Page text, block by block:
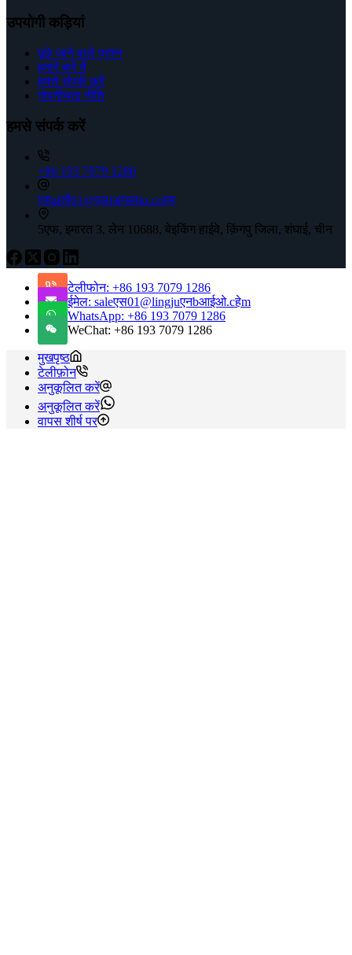
उपयोगी कड़ियां
पूछे जाने वाले प्रश्न
हमारे बारे में
हमसे संपर्क करें
गोपनीयता नीति
हमसे संपर्क करें
+86 193 7079 1286
एसalतों01@एलiअगलाio.coएम
5एफ, इमारत 3, लेन 10688, बेइकिंग हाईवे, क़िंगपु जिला, शंघाई, चीन
टेलीफोन: +86 193 7079 1286
ईमेल: saleएस01@lingjuएनbआईओ.cहेm
WhatsApp: +86 193 7079 1286
WeChat: +86 193 7079 1286
मुखपृष्ठ
टेलीफ़ोन
अनुकूलित करें
अनुकूलित करें
वापस शीर्ष पर